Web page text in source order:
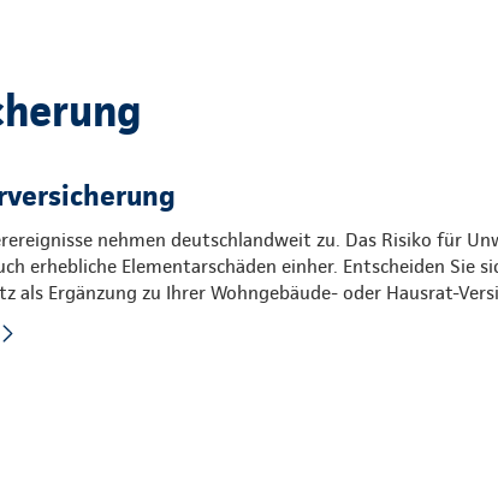
nehmen deutschlandweit zu. Das Risiko für
erhebliche Elementarschäden einher. Entscheiden Sie
als Ergänzung zu Ihrer Wohngebäude- oder Hausrat-